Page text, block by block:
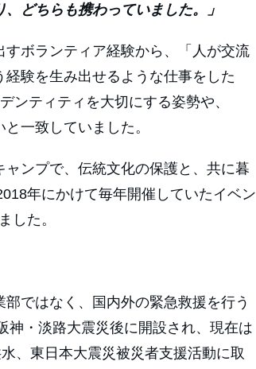
どちらも携わっていました。」
ボランティア経験から、「人が交流
験を生み出せるような仕事をした
ンティティを大切にする姿勢や、
一致していました。
ンプで、伝統文化の保護と、共に暮
年にかけて毎年開催していたイベン
した。
ではなく、国内外の緊急救援を行う
神・淡路大震災後に開設され、現在は
、東日本大震災被災者支援活動に取